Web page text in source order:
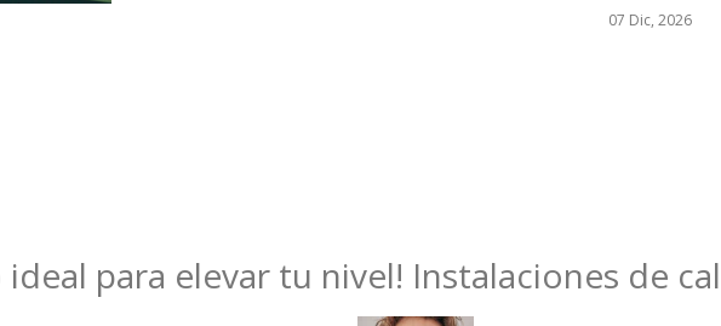
07 Dic, 2026
ideal para elevar tu nivel! Instalaciones de